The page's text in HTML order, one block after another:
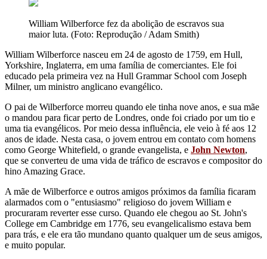
William Wilberforce fez da abolição de escravos sua
maior luta. (Foto: Reprodução / Adam Smith)
William Wilberforce nasceu em 24 de agosto de 1759, em Hull,
Yorkshire, Inglaterra, em uma família de comerciantes. Ele foi
educado pela primeira vez na Hull Grammar School com Joseph
Milner, um ministro anglicano evangélico.
O pai de Wilberforce morreu quando ele tinha nove anos, e sua mãe
o mandou para ficar perto de Londres, onde foi criado por um tio e
uma tia evangélicos. Por meio dessa influência, ele veio à fé aos 12
anos de idade. Nesta casa, o jovem entrou em contato com homens
como George Whitefield, o grande evangelista, e John Newton,
que se converteu de uma vida de tráfico de escravos e compositor do
hino Amazing Grace.
A mãe de Wilberforce e outros amigos próximos da família ficaram
alarmados com o "entusiasmo" religioso do jovem William e
procuraram reverter esse curso. Quando ele chegou ao St. John's
College em Cambridge em 1776, seu evangelicalismo estava bem
para trás, e ele era tão mundano quanto qualquer um de seus amigos,
e muito popular.